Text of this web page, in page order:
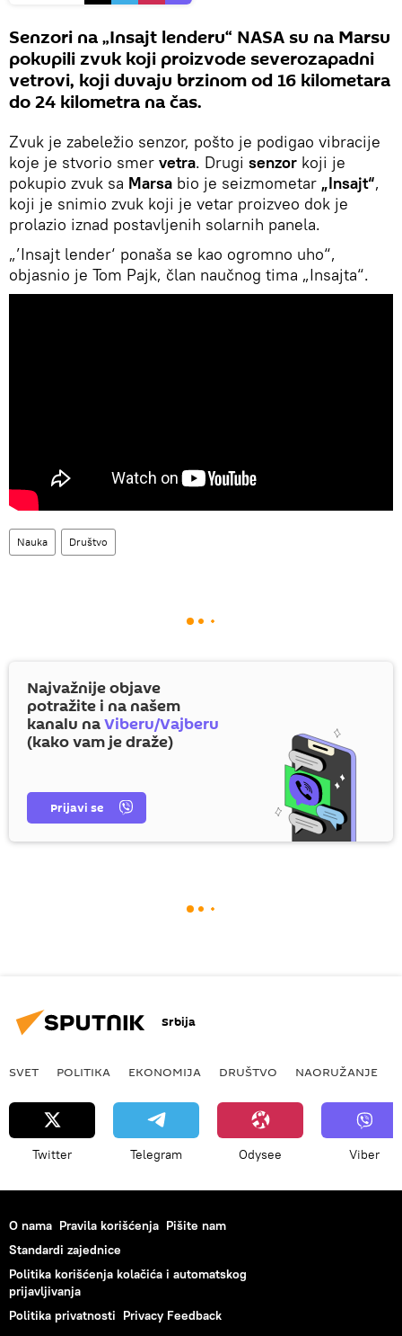
Senzori na „Insajt lenderu“ NASA su na Marsu
pokupili zvuk koji proizvode severozapadni
vetrovi, koji duvaju brzinom od 16 kilometara
do 24 kilometra na čas.
Zvuk je zabeležio senzor, pošto je podigao vibracije
koje je stvorio smer vetra. Drugi senzor koji je
pokupio zvuk sa Marsa bio je seizmometar „Insajt“,
koji je snimio zvuk koji je vetar proizveo dok je
prolazio iznad postavljenih solarnih panela.
„’Insajt lender‘ ponaša se kao ogromno uho“,
objasnio je Tom Pajk, član naučnog tima „Insajta“.
Nauka Društvo
Najvažnije objave
potražite i na našem
kanalu naViberu/Vajberu
(kako vam je draže)
Prijavi se
Srbija
SVET POLITIKA EKONOMIJA DRUŠTVO NAORUŽANJE
Twitter Telegram Odysee Viber
O nama Pravila korišćenja Pišite nam
Standardi zajednice
Politika korišćenja kolačića i automatskog
prijavljivanja
Politika privatnosti Privacy Feedback